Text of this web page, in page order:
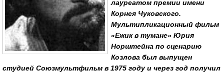
лауреатом премии имени
Корнея Чуковского.
Мультипликационный фильм
«Ежик в тумане» Юрия
Норштейна по сценарию
Козлова был выпущен
студией Союзмультфильм в 1975 году и через год получил